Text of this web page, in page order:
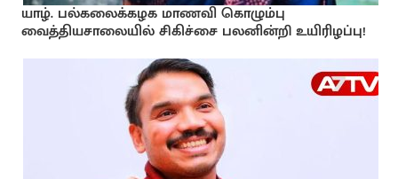
யாழ். பல்கலைக்கழக மாணவி கொழும்பு
வைத்தியசாலையில் சிகிச்சை பலனின்றி உயிரிழப்பு!